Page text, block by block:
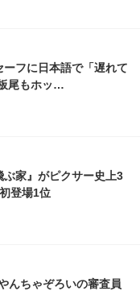
フに日本語で「遅れて
尾もホッ…
ぶ家』がピクサー史上3
登場1位
んちゃぞろいの審査員